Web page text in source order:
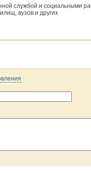
службой и социальными
вузов и других